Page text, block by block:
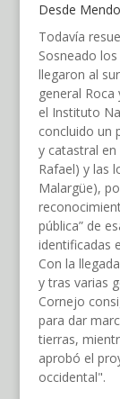
Desde
Todavía
Sosneado
llegaron al
general
el Instituto
concluido un
y catastral en
Rafael) y las
Malargüe),
pública” de
identificadas
Con la
y tras varias
Cornejo
para dar
tierras,
aprobó el
occidental".